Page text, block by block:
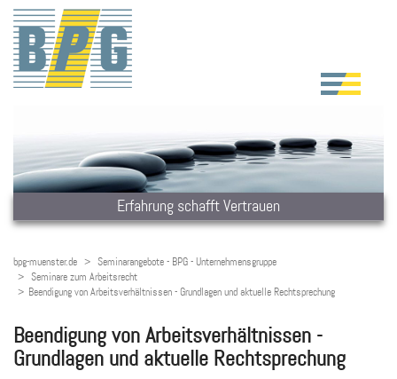
Erfahrung schafft Vertrauen
bpg-muenster.de
Seminarangebote - BPG - Unternehmensgruppe
Seminare zum Arbeitsrecht
Beendigung von Arbeitsverhältnissen - Grundlagen und aktuelle Rechtsprechung
Beendigung von Arbeitsverhältnissen -
Grundlagen und aktuelle Rechtsprechung